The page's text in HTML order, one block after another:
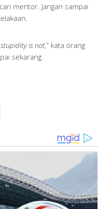
mentor. Jangan sampai
is not,” kata orang
sekarang.